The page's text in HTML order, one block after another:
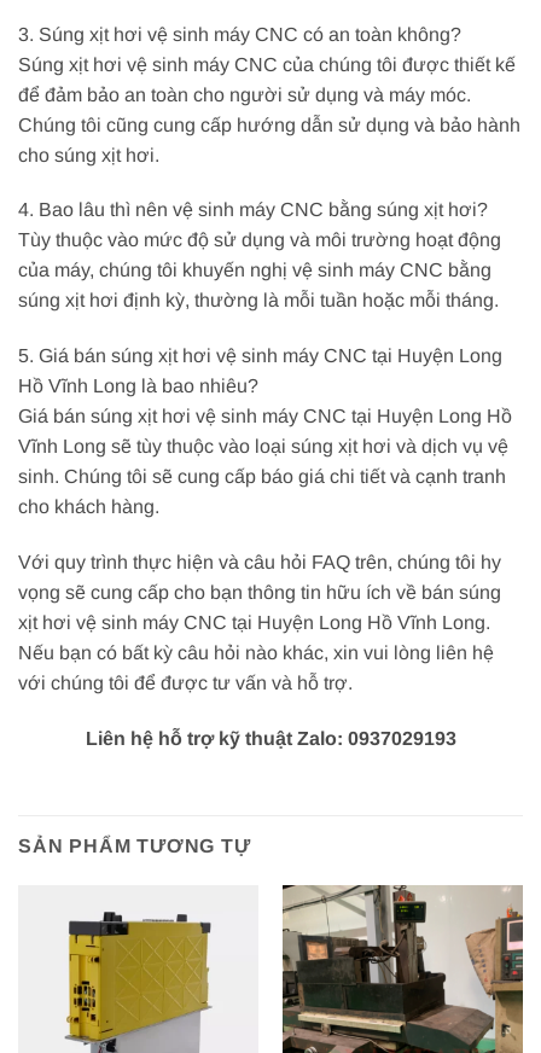
3. Súng xịt hơi vệ sinh máy CNC có an toàn không?
Súng xịt hơi vệ sinh máy CNC của chúng tôi được thiết kế
để đảm bảo an toàn cho người sử dụng và máy móc.
Chúng tôi cũng cung cấp hướng dẫn sử dụng và bảo hành
cho súng xịt hơi.
4. Bao lâu thì nên vệ sinh máy CNC bằng súng xịt hơi?
Tùy thuộc vào mức độ sử dụng và môi trường hoạt động
của máy, chúng tôi khuyến nghị vệ sinh máy CNC bằng
súng xịt hơi định kỳ, thường là mỗi tuần hoặc mỗi tháng.
5. Giá bán súng xịt hơi vệ sinh máy CNC tại Huyện Long
Hồ Vĩnh Long là bao nhiêu?
Giá bán súng xịt hơi vệ sinh máy CNC tại Huyện Long Hồ
Vĩnh Long sẽ tùy thuộc vào loại súng xịt hơi và dịch vụ vệ
sinh. Chúng tôi sẽ cung cấp báo giá chi tiết và cạnh tranh
cho khách hàng.
Với quy trình thực hiện và câu hỏi FAQ trên, chúng tôi hy
vọng sẽ cung cấp cho bạn thông tin hữu ích về bán súng
xịt hơi vệ sinh máy CNC tại Huyện Long Hồ Vĩnh Long.
Nếu bạn có bất kỳ câu hỏi nào khác, xin vui lòng liên hệ
với chúng tôi để được tư vấn và hỗ trợ.
Liên hệ hỗ trợ kỹ thuật Zalo: 0937029193
SẢN PHẨM TƯƠNG TỰ